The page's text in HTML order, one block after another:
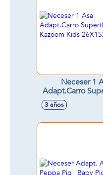
Neceser 1
Adapt.Carro
Kazoom
3 años